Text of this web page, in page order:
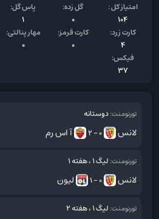
امتیاز کل :
104
گل زده:
0
پاس گل:
1
کارت زرد:
4
کارت قرمز:
0
مهار پنالتی:
0
فیکس:
37
تورنومنت:دوستانه
لانس 0 - 2 آ اس رم
تورنومنت: لیگ 1 ، هفته 1
لانس 0 - 1 لیون
تورنومنت: لیگ 1 ، هفته 2